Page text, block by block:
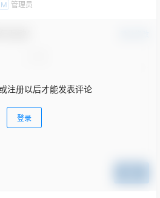
M 管理员
注册以后才能发表评论
登录